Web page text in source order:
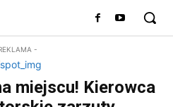
-
miejscu! Kierowca